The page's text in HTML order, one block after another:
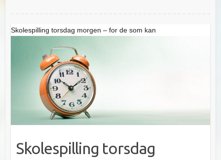
Skolespilling torsdag morgen – for de som kan
Skolespilling torsdag